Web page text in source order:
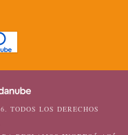
TODOS LOS DERECHOS